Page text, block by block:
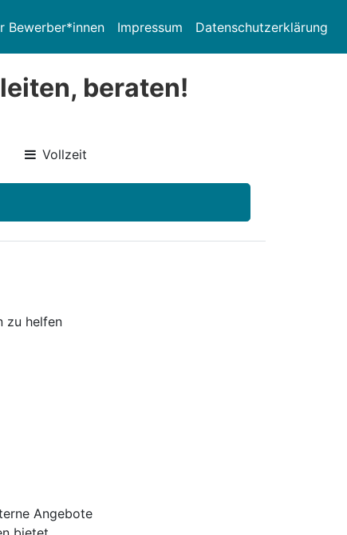
Bewerber*innen Impressum Datenschutzerklärung
beraten!
Vollzeit
zu helfen
Angebote